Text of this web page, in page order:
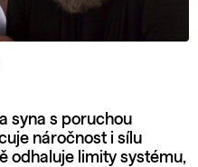
syna s poruchou
náročnost i sílu
odhaluje limity systému,